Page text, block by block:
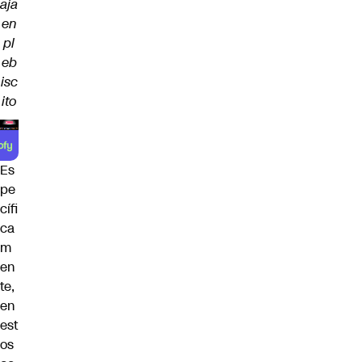
aja
en
pl
eb
isc
ito
Es
pe
cífi
ca
m
en
te,
en
est
os